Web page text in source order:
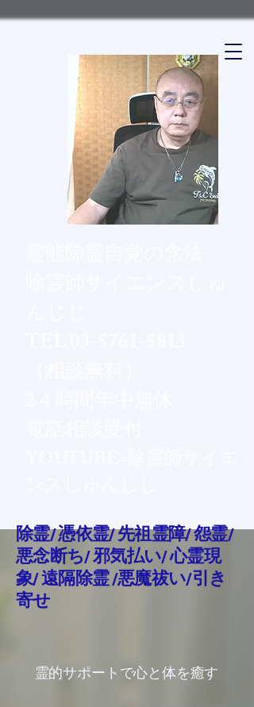
除霊/ 憑依霊/ 先祖霊障/ 怨霊/
悪念断ち/ 邪気払い/ 心霊現
象/ 遠隔除霊 /悪魔祓い/引き
寄せ
霊的サポートで心と体を癒す